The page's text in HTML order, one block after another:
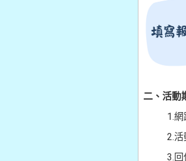
二、活動
1.網路
2.活動
3.回傳